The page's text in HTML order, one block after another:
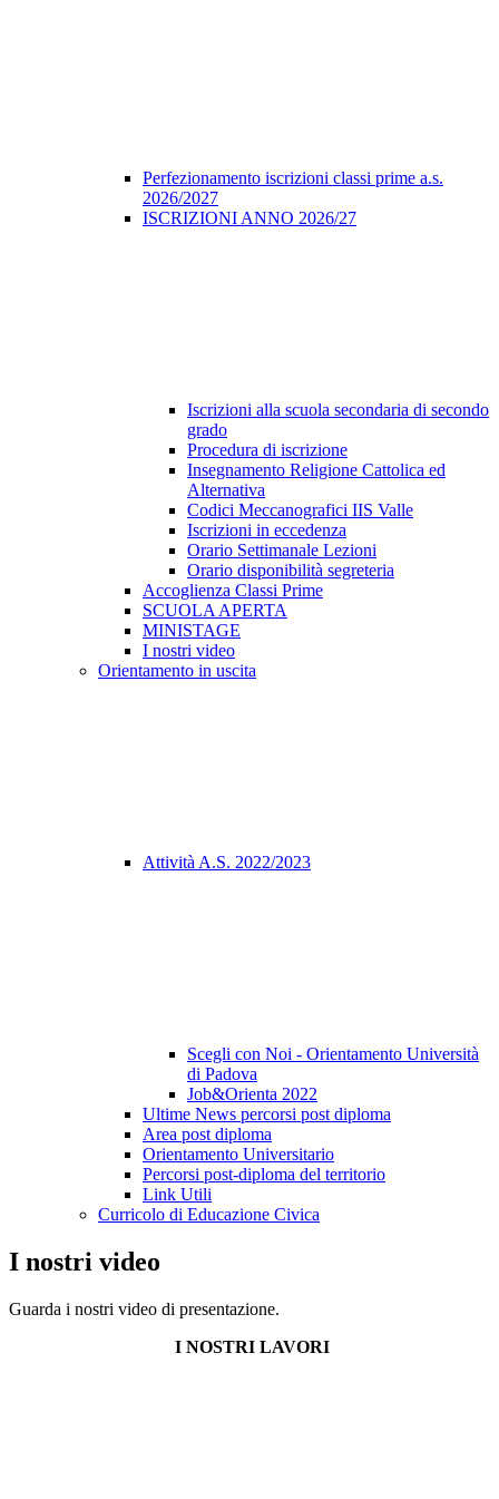
Perfezionamento iscrizioni classi prime a.s.
2026/2027
ISCRIZIONI ANNO 2026/27
Iscrizioni alla scuola secondaria di secondo
grado
Procedura di iscrizione
Insegnamento Religione Cattolica ed
Alternativa
Codici Meccanografici IIS Valle
Iscrizioni in eccedenza
Orario Settimanale Lezioni
Orario disponibilità segreteria
Accoglienza Classi Prime
SCUOLA APERTA
MINISTAGE
I nostri video
Orientamento in uscita
Attività A.S. 2022/2023
Scegli con Noi - Orientamento Università
di Padova
Job&Orienta 2022
Ultime News percorsi post diploma
Area post diploma
Orientamento Universitario
Percorsi post-diploma del territorio
Link Utili
Curricolo di Educazione Civica
I nostri video
Guarda i nostri video di presentazione.
I NOSTRI LAVORI